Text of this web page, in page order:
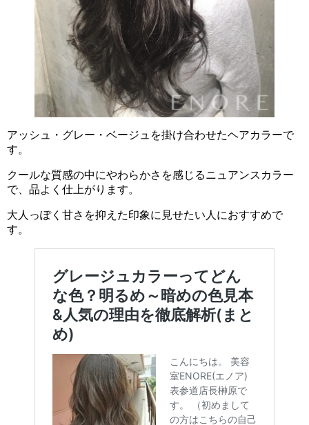
アッシュ・グレー・ベージュを掛け合わせたヘアカラーで
す。
クールな質感の中にやわらかさを感じるニュアンスカラー
で、品よく仕上がります。
大人っぽく甘さを抑えた印象に見せたい人におすすめで
す。